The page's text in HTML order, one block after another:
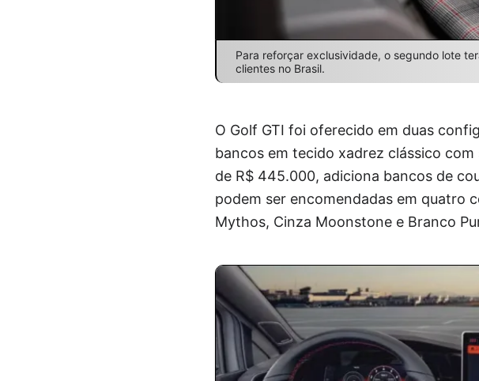
Para reforçar exclusividade, o segundo lote
clientes no Brasil.
O Golf GTI foi oferecido em duas
bancos em tecido xadrez clássico
de R$ 445.000, adiciona bancos de
podem ser encomendadas em quatro
Mythos, Cinza Moonstone e Branco